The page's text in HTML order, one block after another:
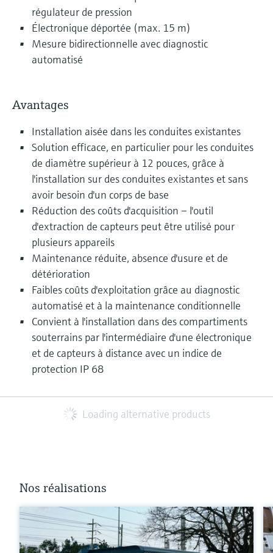
régulateur de pression
Électronique déportée (max. 15 m)
Mesure bidirectionnelle avec diagnostic
automatisé
Avantages
Installation aisée dans les conduites existantes
Solution efficace, en particulier pour les conduites
de diamètre supérieur à 12 pouces, grâce à
l'installation sur des conduites existantes et sans
avoir besoin d'un corps de base
Réduction des coûts d'acquisition – l'outil
d'extraction de capteurs peut être utilisé pour
plusieurs appareils
Maintenance réduite, absence d'usure et de
détérioration
Faibles coûts d'exploitation grâce au diagnostic
automatisé et à la maintenance conditionnelle
Convient à l'installation dans des compartiments
souterrains par l'intermédiaire d'une électronique
et de capteurs à distance avec un indice de
protection IP 68
Loading alternative products
Nos réalisations